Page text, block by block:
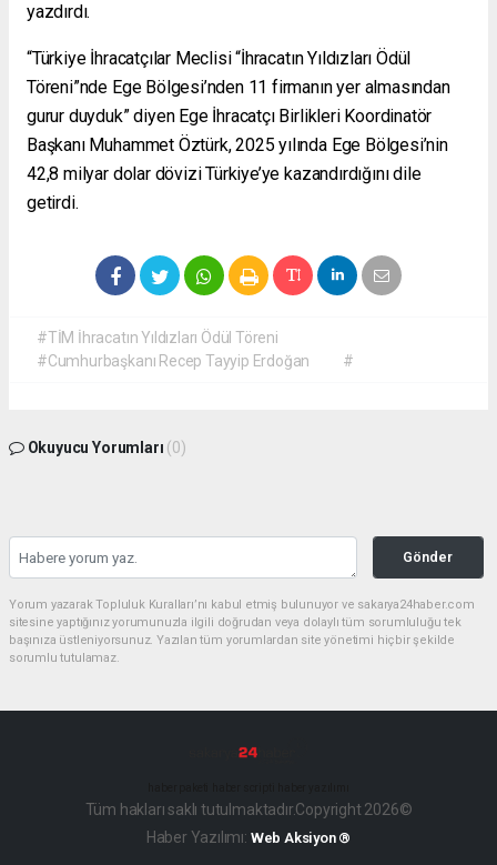
yazdırdı.
“Türkiye İhracatçılar Meclisi “İhracatın Yıldızları Ödül
Töreni”nde Ege Bölgesi’nden 11 firmanın yer almasından
gurur duyduk” diyen Ege İhracatçı Birlikleri Koordinatör
Başkanı Muhammet Öztürk, 2025 yılında Ege Bölgesi’nin
42,8 milyar dolar dövizi Türkiye’ye kazandırdığını dile
getirdi.
#TİM İhracatın Yıldızları Ödül Töreni
#Cumhurbaşkanı Recep Tayyip Erdoğan
#
Okuyucu Yorumları (0)
Gönder
Yorum yazarak Topluluk Kuralları’nı kabul etmiş bulunuyor ve sakarya24haber.com
sitesine yaptığınız yorumunuzla ilgili doğrudan veya dolaylı tüm sorumluluğu tek
başınıza üstleniyorsunuz. Yazılan tüm yorumlardan site yönetimi hiçbir şekilde
sorumlu tutulamaz.
Tüm hakları saklı tutulmaktadır.Copyright 2026©
Haber Yazılımı: Web Aksiyon ®